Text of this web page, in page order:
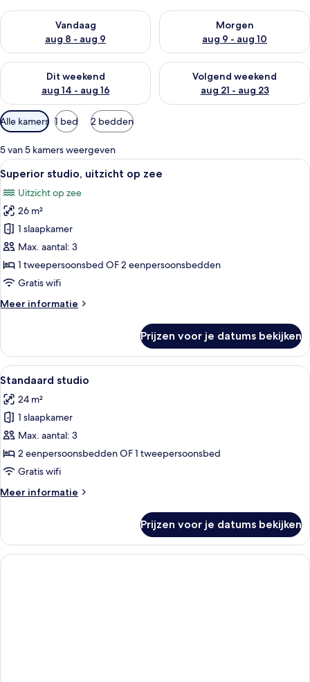
Vandaag
aug 8 - aug 9
De beschikbaarheid controleren voor vanavond aug 8 - aug 9
Morgen
aug 9 - aug 10
De beschikbaarheid
Dit weekend
aug 14 - aug 16
De beschikbaarheid controleren voor dit weekend aug 14 -
Volgend weekend
aug 21 - aug 23
De beschikbaarheid
Beschikbare
filters
voor
kamers
Alle kamers 1 bed 2 bedden
5 van 5 kamers weergeven
Alle
foto's
voor
Superior
studio,
uitzicht
op
zee
Een hotelkamer met een bed,
16
Superior studio, uitzicht op zee
Uitzicht op zee
26 m²
1 slaapkamer
Max. aantal: 3
1 tweepersoonsbed OF 2 eenpersoonsbedden
Gratis wifi
Meer informatie
Meer
studio,
uitzicht
op
Prijzen voor je datums bekijken
Alle
foto's
voor
Standaard
studio
laden
Een hotelkamer met een bed, een
15
Standaard studio
24 m²
1 slaapkamer
Max. aantal: 3
2 eenpersoonsbedden OF 1 tweepersoonsbed
Gratis wifi
Meer informatie
Meer
studio
Prijzen voor je datums bekijken